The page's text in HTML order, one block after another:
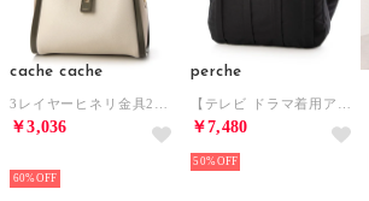
cache cache
￥3,036
60%
perche
￥7,480
50%